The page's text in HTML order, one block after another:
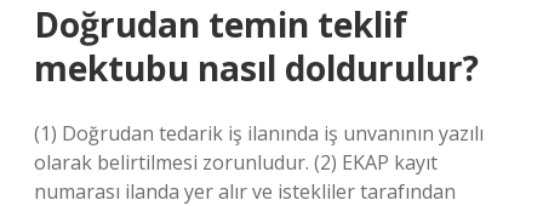
Doğrudan temin teklif
mektubu nasıl doldurulur?
(1) Doğrudan tedarik iş ilanında iş unvanının yazılı
olarak belirtilmesi zorunludur. (2) EKAP kayıt
numarası ilanda yer alır ve istekliler tarafından